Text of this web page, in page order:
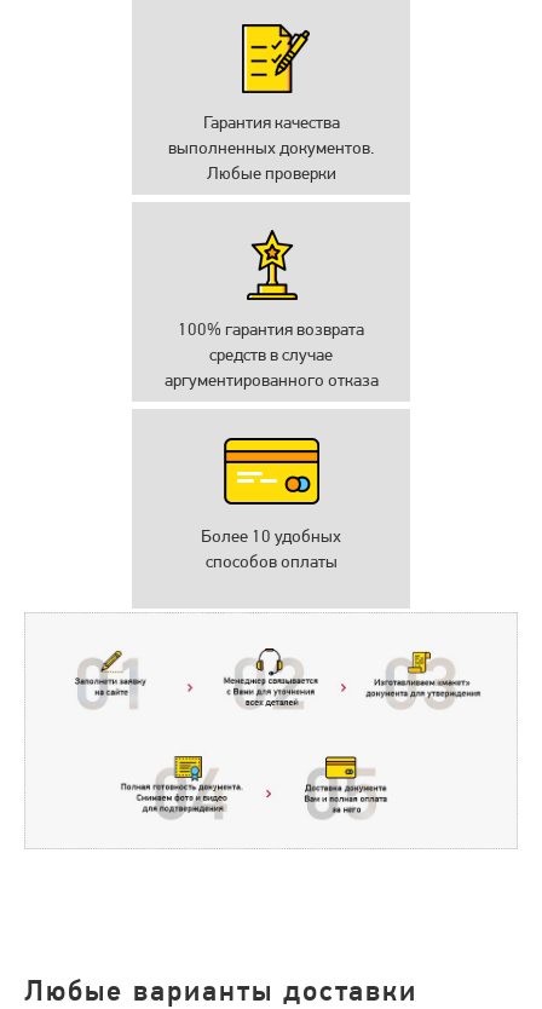
Гарантия качества
выполненных документов.
Любые проверки
100% гарантия возврата
средств в случае
аргументированного отказа
Более 10 удобных
способов оплаты
Любые варианты доставки